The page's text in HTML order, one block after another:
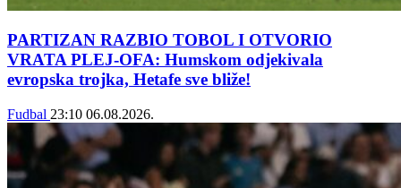
PARTIZAN RAZBIO TOBOL I OTVORIO
VRATA PLEJ-OFA: Humskom odjekivala
evropska trojka, Hetafe sve bliže!
Fudbal 23:10 06.08.2026.